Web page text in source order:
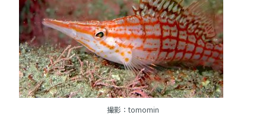
撮影：tomomin